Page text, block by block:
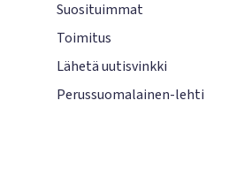
Suosituimmat
Toimitus
Lähetä uutisvinkki
Perussuomalainen-lehti